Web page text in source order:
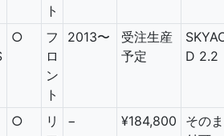
ト
○
フ
ロ
ン
ト
2013〜
受注生産
予定
D 2.2
○
リ
− ¥184,800
その